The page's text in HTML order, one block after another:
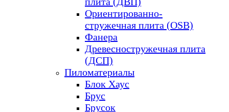
Ориентированно-
стружечная плита (OSB)
Фанера
Древесностружечная плита
(ДСП)
Пиломатериалы
Блок Хаус
Брус
Брусок